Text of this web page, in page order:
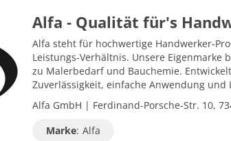
Alfa - Qualität für's
Alfa steht für hochwertige Handwerker-
Leistungs-Verhältnis. Unsere
zu Malerbedarf und Bauchemie.
Zuverlässigkeit, einfache Anwendung und
Alfa GmbH | Ferdinand-Porsche-Str. 10,
Marke: Alfa